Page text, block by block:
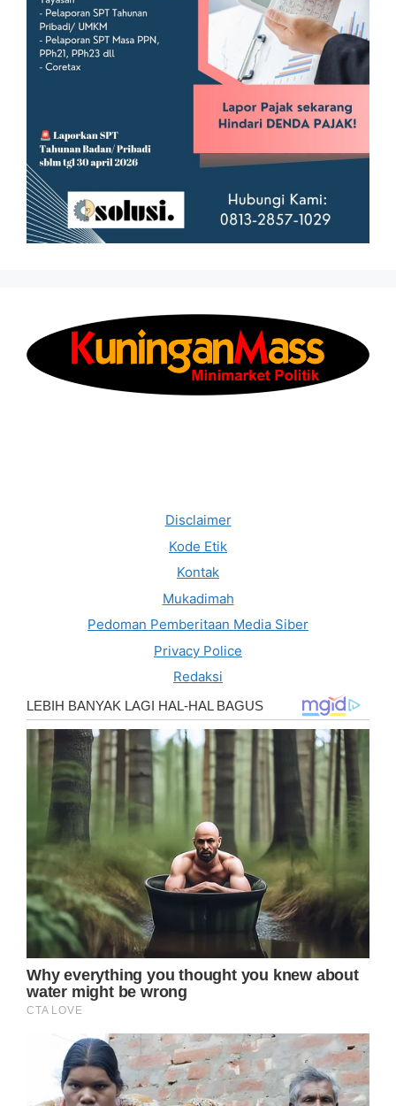
Disclaimer
Kode Etik
Kontak
Mukadimah
Pedoman Pemberitaan Media Siber
Privacy Police
Redaksi